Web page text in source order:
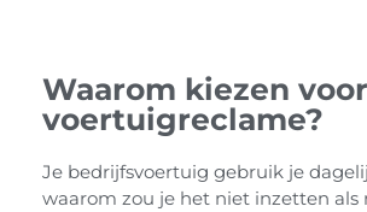
Waarom kiezen voor
voertuigreclame?
Je bedrijfsvoertuig gebruik je
waarom zou je het niet inzetten als